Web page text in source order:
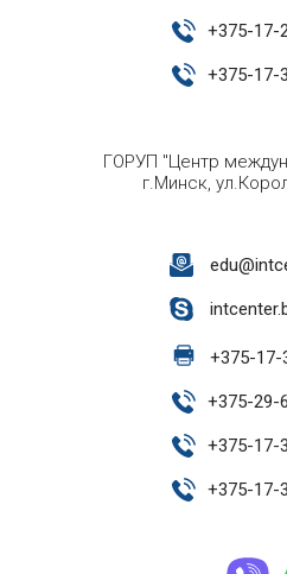
+375-17-
+375-17-
ГОРУП "Центр
г.Минск,
+375-17-
+375-29-
+375-17-
+375-17-